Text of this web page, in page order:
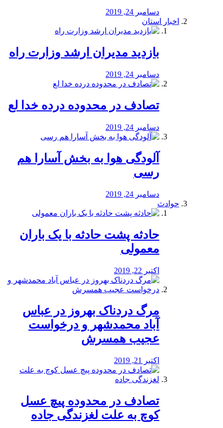
دسامبر 24, 2019
اخبار استان
بازدید مدیران ارشد وزارت راه
دسامبر 24, 2019
تصادف در محدوده درده خدا لع
دسامبر 24, 2019
آلودگی هوا به بخش آسارا هم
رسی
دسامبر 24, 2019
حوادث
️حادثه پشت حادثه با یک باران
معمولی
اکتبر 22, 2019
مرگ دردناک بهروز در عباس
آباد محمدشهر و درخواست
عجیب همسرش
اکتبر 21, 2019
تصادف در محدوده پیچ عسل
کوچ به علت لغزندگی جاده